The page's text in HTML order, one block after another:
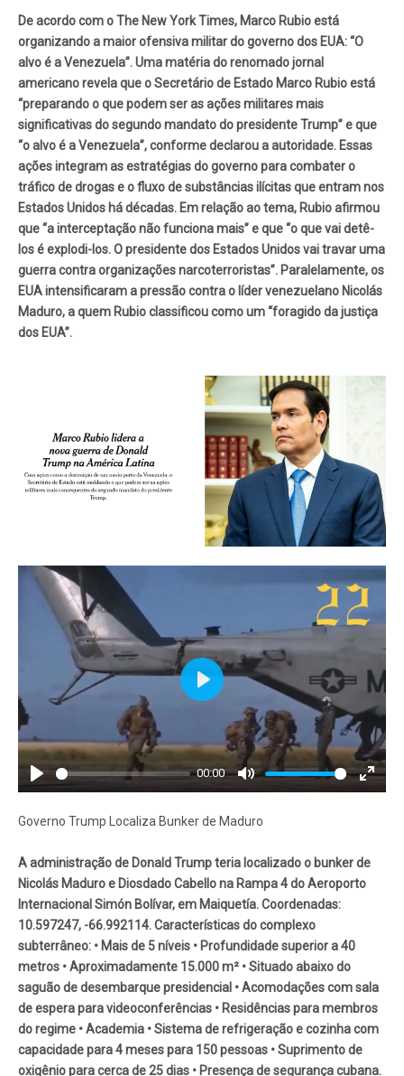
De acordo com o The New York Times, Marco Rubio está
organizando a maior ofensiva militar do governo dos EUA: “O
alvo é a Venezuela”. Uma matéria do renomado jornal
americano revela que o Secretário de Estado Marco Rubio está
“preparando o que podem ser as ações militares mais
significativas do segundo mandato do presidente Trump” e que
“o alvo é a Venezuela”, conforme declarou a autoridade. Essas
ações integram as estratégias do governo para combater o
tráfico de drogas e o fluxo de substâncias ilícitas que entram nos
Estados Unidos há décadas. Em relação ao tema, Rubio afirmou
que “a interceptação não funciona mais” e que “o que vai detê-
los é explodi-los. O presidente dos Estados Unidos vai travar uma
guerra contra organizações narcoterroristas”. Paralelamente, os
EUA intensificaram a pressão contra o líder venezuelano Nicolás
Maduro, a quem Rubio classificou como um “foragido da justiça
dos EUA”.
Play
00:00
Mute
Enter
Play
Governo Trump Localiza Bunker de Maduro
A administração de Donald Trump teria localizado o bunker de
Nicolás Maduro e Diosdado Cabello na Rampa 4 do Aeroporto
Internacional Simón Bolívar, em Maiquetía. Coordenadas:
10.597247, -66.992114. Características do complexo
subterrâneo: • Mais de 5 níveis • Profundidade superior a 40
metros • Aproximadamente 15.000 m² • Situado abaixo do
saguão de desembarque presidencial • Acomodações com sala
de espera para videoconferências • Residências para membros
do regime • Academia • Sistema de refrigeração e cozinha com
capacidade para 4 meses para 150 pessoas • Suprimento de
oxigênio para cerca de 25 dias • Presença de segurança cubana.